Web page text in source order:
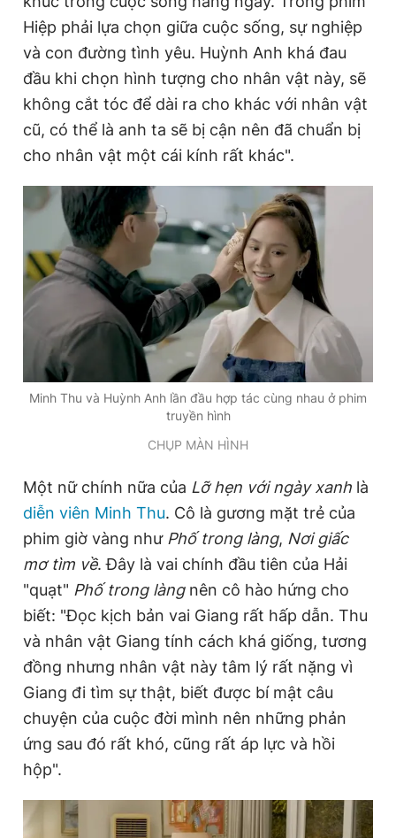
Hiệp phải lựa chọn giữa cuộc sống, sự nghiệp
và con đường tình yêu. Huỳnh Anh khá đau
đầu khi chọn hình tượng cho nhân vật này, sẽ
không cắt tóc để dài ra cho khác với nhân vật
cũ, có thể là anh ta sẽ bị cận nên đã chuẩn bị
cho nhân vật một cái kính rất khác".
Minh Thu và Huỳnh Anh lần đầu hợp tác cùng nhau ở phim
truyền hình
CHỤP MÀN HÌNH
Một nữ chính nữa của Lỡ hẹn với ngày xanh là
diễn viên Minh Thu. Cô là gương mặt trẻ của
phim giờ vàng như Phố trong làng, Nơi giấc
mơ tìm về. Đây là vai chính đầu tiên của Hải
"quạt" Phố trong làngnên cô hào hứng cho
biết: "Đọc kịch bản vai Giang rất hấp dẫn. Thu
và nhân vật Giang tính cách khá giống, tương
đồng nhưng nhân vật này tâm lý rất nặng vì
Giang đi tìm sự thật, biết được bí mật câu
chuyện của cuộc đời mình nên những phản
ứng sau đó rất khó, cũng rất áp lực và hồi
hộp".